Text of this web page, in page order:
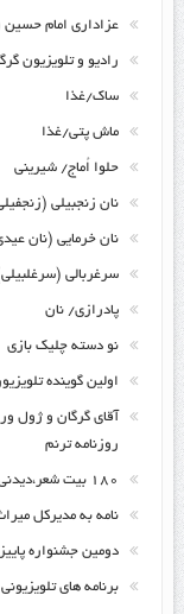
عزاداری امام حسین
رادیو و تلویزیون
ساک/غذا
ماش پتی/غذا
حلوا اُماج/ شیرینی
نان زنجبیلی
نان خرمایی (نان
سرغربالی
پادرازی/ نان
نو دسته چلیک بازی
اولین گوینده
آقای گرگان و ژول
روزنامه ترنم
۱۸۰ بیت شعر،دیدنی ها و مواهب خداوندی در آن ،پائیز ۹۲
نامه به مدیرکل
دومین جشنواره
برنامه های